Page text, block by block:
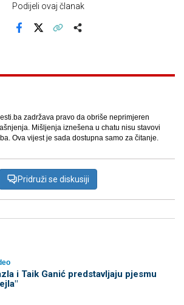
Podijeli ovaj članak
zadržava pravo da obriše neprimjeren
Mišljenja iznešena u chatu nisu stavovi
Ova vijest je sada dostupna samo za čitanje.
Pridruži se diskusiji
i Taik Ganić predstavljaju pjesmu